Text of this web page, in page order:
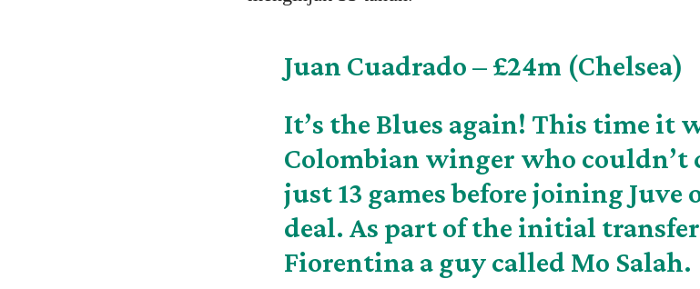
Juan Cuadrado – £24m (Chelsea)
It’s the Blues again! This time it
Colombian winger who couldn’t
just 13 games before joining Juve
deal. As part of the initial
Fiorentina a guy called Mo Salah.